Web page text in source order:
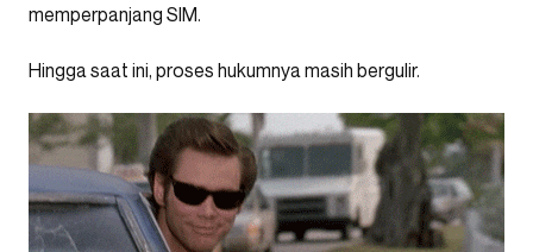
memperpanjang SIM.
Hingga saat ini, proses hukumnya masih bergulir.